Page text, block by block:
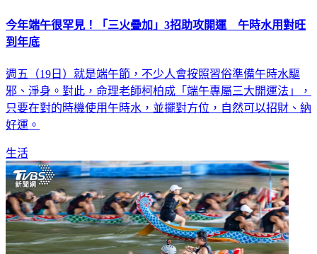
今年端午很罕見！「三火疊加」3招助攻開運 午時水用對旺
到年底
週五（19日）就是端午節，不少人會按照習俗準備午時水驅
邪、淨身。對此，命理老師柯柏成「端午專屬三大開運法」，
只要在對的時機使用午時水，並擺對方位，自然可以招財、納
好運。
生活